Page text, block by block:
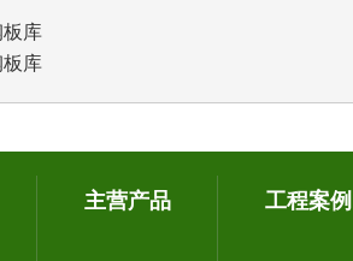
库
库
主营产品 工程案例